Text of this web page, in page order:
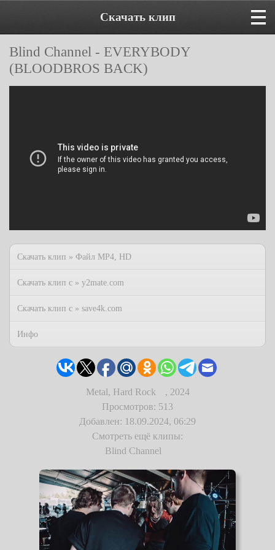
Скачать клип
Blind Channel - EVERYBODY
(BLOODBROS BACK)
Скачать клип » Файл MP4, HD
Скачать клип с » y2mate.com
Скачать клип с » save4k.com
Инфо
Metal, Hard Rock , 2024
Просмотров: 513
Добавлен: 18.09.2024, 06:29
Смотреть ещё клипы:
Blind Channel